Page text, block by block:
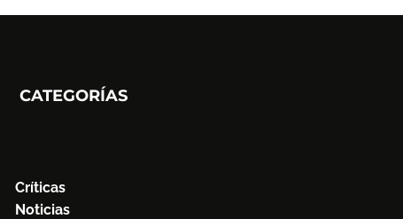
CATEGORÍAS
Críticas
Noticias